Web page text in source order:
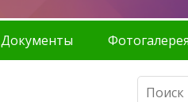
Документы Фотогалерея